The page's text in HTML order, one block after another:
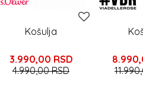
Košulja
3.990,00 RSD
4.990,00RSD